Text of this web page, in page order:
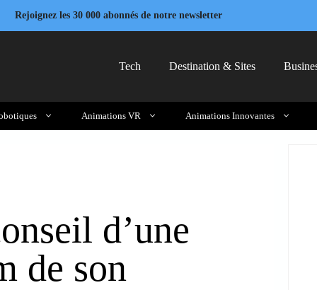
Rejoignez les 30 000 abonnés de notre newsletter
Tech Destination & Sites
Animations VR Animations Innovantes
d’une
de son